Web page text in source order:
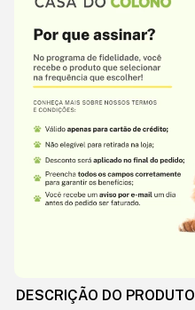
DESCRIÇÃO DO PRODUTO